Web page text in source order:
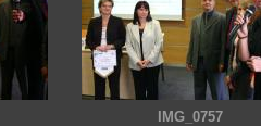
IMG_0757